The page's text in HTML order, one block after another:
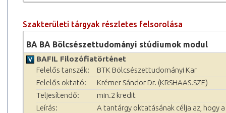
Szakterületi tárgyak részletes felsorolása
BA BA Bölcsészettudományi stúdiumok modul
BAFIL Filozófiatörténet
Felelős tanszék:
BTK Bölcsészettudományi Kar
Felelős oktató:
Krémer Sándor Dr. (KRSHAAS.SZE)
Teljesítendő:
min.2 kredit
Leírás:
A tantárgy oktatásának célja az, hogy